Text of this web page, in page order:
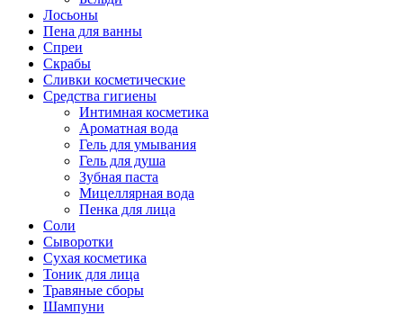
Лосьоны
Пена для ванны
Спреи
Скрабы
Сливки косметические
Средства гигиены
Интимная косметика
Ароматная вода
Гель для умывания
Гель для душа
Зубная паста
Мицеллярная вода
Пенка для лица
Соли
Сыворотки
Сухая косметика
Тоник для лица
Травяные сборы
Шампуни